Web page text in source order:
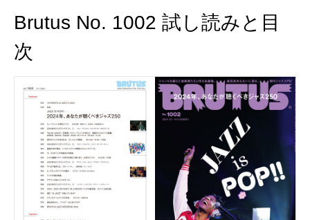
Brutus No. 1002 試し読みと目
次